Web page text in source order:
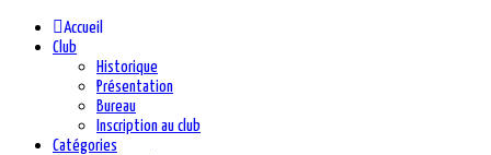
Accueil
Club
Historique
Présentation
Bureau
Inscription au club
Catégories
précédente
précédent
suivante
suivant